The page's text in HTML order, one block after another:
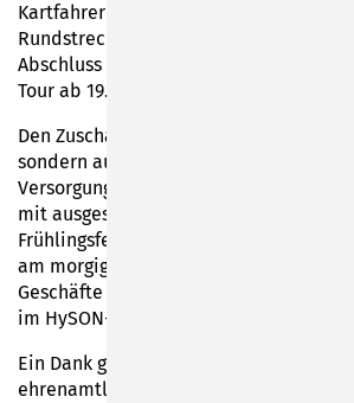
Kartfahrer haben sich auch die Teams
Rundstrecken-WM wieder mächtig ins
Abschluss macht heute die
Tour ab 19.30 Uhr.
Den Zuschauern wird nicht nur an der
sondern auch rundherum eine Menge
Versorgung auf dem Woolworth-
mit ausgestellten Fahrzeugen
Frühlingsfest der Eisenbahnfreunde
am morgigen Sonntag noch zusätzlich
Geschäfte am Nachmittag sowie ein
im HySON-Institut.
Ein Dank geht an alle Organisatoren,
ehrenamtliche Helfer, Händler,